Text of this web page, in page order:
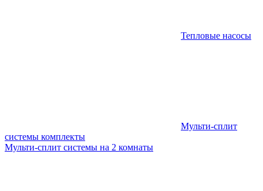
Тепловые насосы
Мульти-сплит
системы комплекты
Мульти-сплит системы на 2 комнаты